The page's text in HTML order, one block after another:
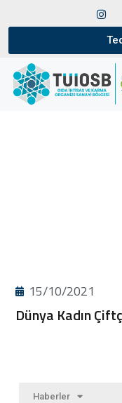
15/10/2021
Dünya Kadın
Haberler